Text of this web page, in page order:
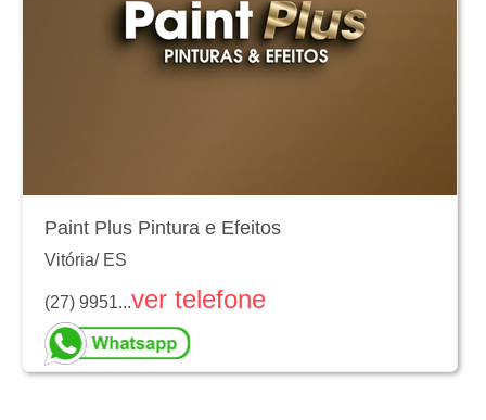
Paint Plus Pintura e Efeitos
Vitória/ ES
(27) 9951...ver telefone